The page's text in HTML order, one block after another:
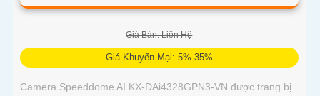
Giá Bán: Liên Hệ
Giá Khuyến Mại: 5%-35%
Camera Speeddome AI KX-DAi4328GPN3-VN được trang bị